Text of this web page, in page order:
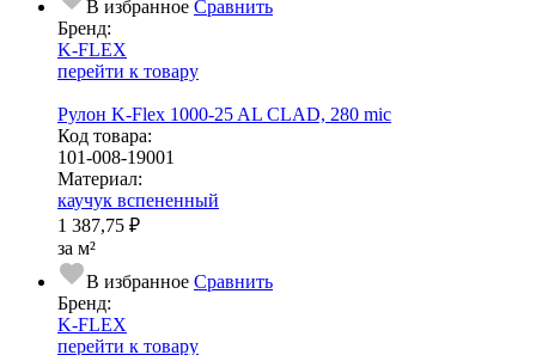
В избранное Сравнить
Бренд:
K-FLEX
перейти к товару
Рулон K-Flex 1000-25 AL CLAD, 280 mic
Код товара:
101-008-19001
Ма­­те­­ри­­ал:
каучук вспененный
1 387,75 ₽
за м²
В избранное Сравнить
Бренд:
K-FLEX
перейти к товару